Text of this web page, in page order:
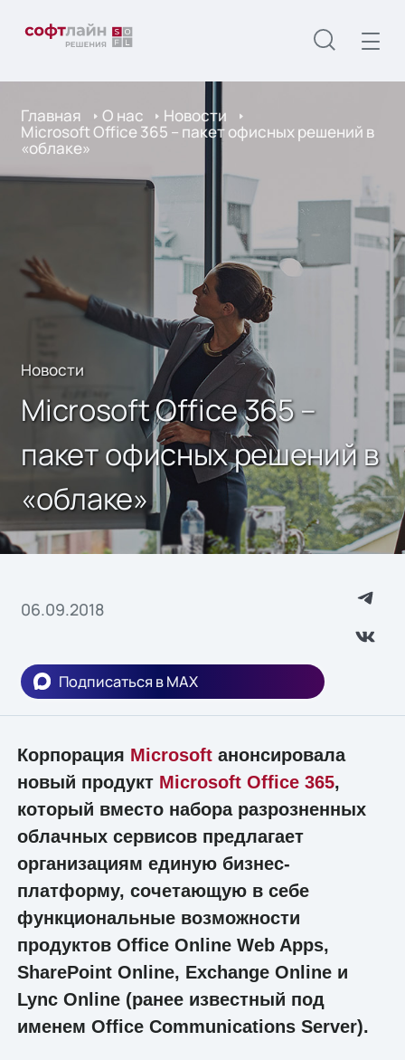
Главная О нас Новости
Microsoft Office 365 – пакет офисных решений в
«облаке»
Новости
Microsoft Office 365 –
пакет офисных решений в
«облаке»
06.09.2018
Подписаться в MAX
Корпорация Microsoftанонсировала
новый продукт Microsoft Office 365,
который вместо набора разрозненных
облачных сервисов предлагает
организациям единую бизнес-
платформу, сочетающую в себе
функциональные возможности
продуктов Office Online Web Apps,
SharePoint Online, Exchange Online и
Lync Online (ранее известный под
именем Office Communications Server).